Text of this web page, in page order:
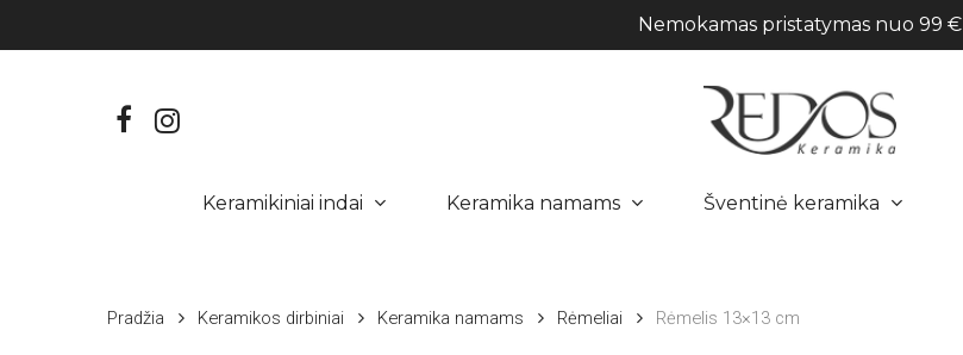
Nemokamas pristatymas nuo 99 €
Hit enter to search or ESC to close
facebookinstagram
Keramikiniai indai Keramika namams Šventinė keramika
Pradžia Keramikos dirbiniai Keramika namams Rėmeliai Rėmelis 13×13 cm